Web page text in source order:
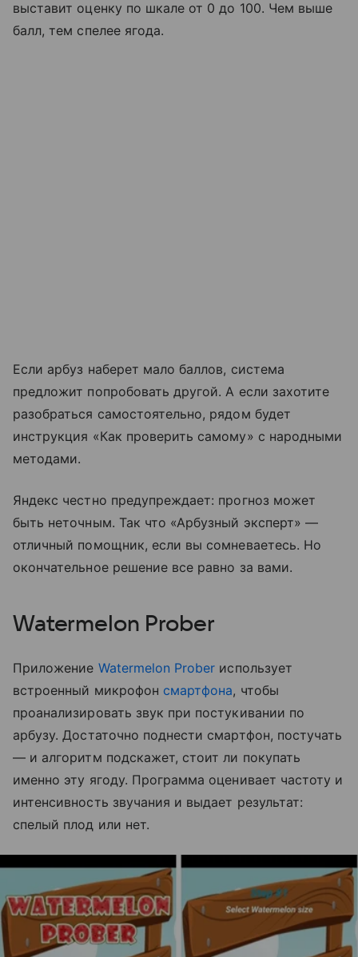
выставит оценку по шкале от 0 до 100. Чем выше
балл, тем спелее ягода.
Если арбуз наберет мало баллов, система
предложит попробовать другой. А если захотите
разобраться самостоятельно, рядом будет
инструкция «Как проверить самому» с народными
методами.
Яндекс честно предупреждает: прогноз может
быть неточным. Так что «Арбузный эксперт» —
отличный помощник, если вы сомневаетесь. Но
окончательное решение все равно за вами.
Watermelon Prober
Приложение Watermelon Prober использует
встроенный микрофон смартфона, чтобы
проанализировать звук при постукивании по
арбузу. Достаточно поднести смартфон, постучать
— и алгоритм подскажет, стоит ли покупать
именно эту ягоду. Программа оценивает частоту и
интенсивность звучания и выдает результат:
спелый плод или нет.